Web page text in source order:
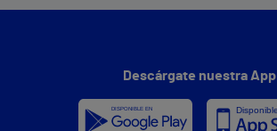
Descárgate nuestra App